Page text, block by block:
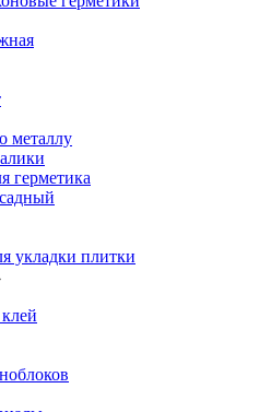
металлу
герметика
укладки плитки